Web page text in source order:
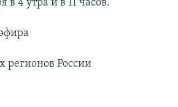
в 4 утра и в 11 часов.
регионов России